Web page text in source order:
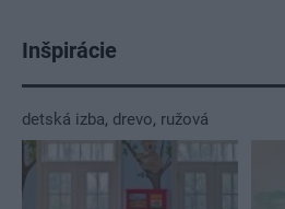
Inšpirácie
detská izba, drevo, ružová